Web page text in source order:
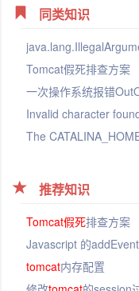
同类知识
Tomcat假死排查方案
一次操作系统报错
推荐知识
Tomcat假死排查方案
Javascript 的
tomcat内存配置